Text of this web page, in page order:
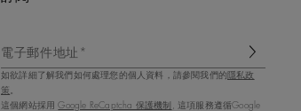
電子郵件地址*
如欲詳細了解我們如何處理您的個人資料，請參閱我們的 隱私政
策 。
這個網站採用Google ReCaptcha 保護機制 , 這項服務遵循Google